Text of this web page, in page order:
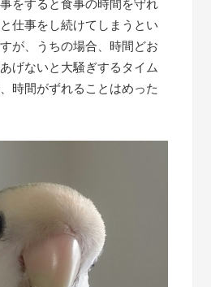
をすると食事の時間を守れ
仕事をし続けてしまうとい
が、うちの場合、時間どお
げないと大騒ぎするタイム
時間がずれることはめった